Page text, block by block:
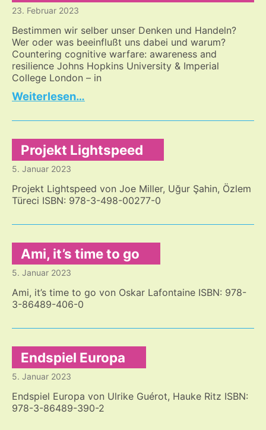
23. Februar 2023
Bestimmen wir selber unser Denken und Handeln?
Wer oder was beeinflußt uns dabei und warum?
Countering cognitive warfare: awareness and
resilience Johns Hopkins University & Imperial
College London – in
…
gelenkt,
dass
wir
merken?
Projekt Lightspeed
5. Januar 2023
Projekt Lightspeed von Joe Miller, Uğur Şahin, Özlem
Türeci ISBN: 978-3-498-00277-0
Ami, it’s time to go
5. Januar 2023
Ami, it’s time to go von Oskar Lafontaine ISBN: 978-
3-86489-406-0
Endspiel Europa
5. Januar 2023
Endspiel Europa von Ulrike Guérot, Hauke Ritz ISBN:
978-3-86489-390-2